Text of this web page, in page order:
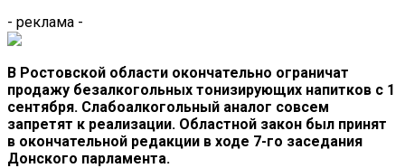
- реклама -
В Ростовской области окончательно ограничат
продажу безалкогольных тонизирующих напитков с 1
сентября. Слабоалкогольный аналог совсем
запретят к реализации. Областной закон был принят
в окончательной редакции в ходе 7-го заседания
Донского парламента.